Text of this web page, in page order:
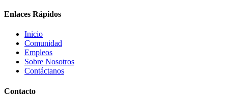
Enlaces Rápidos
Inicio
Comunidad
Empleos
Sobre Nosotros
Contáctanos
Contacto